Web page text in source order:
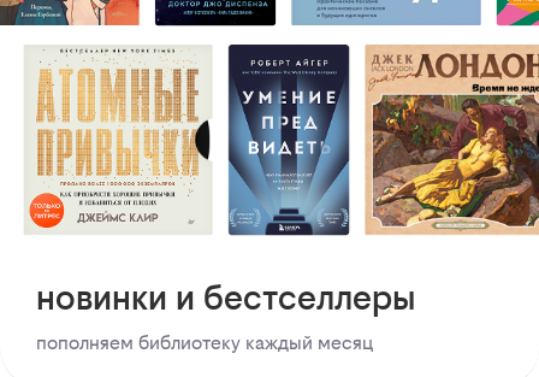
новинки и бестселлеры
пополняем библиотеку каждый месяц